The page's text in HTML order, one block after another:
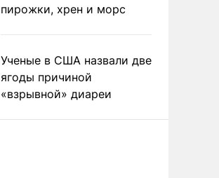
пирожки, хрен и морс
Ученые в США назвали две
ягоды причиной
«взрывной» диареи